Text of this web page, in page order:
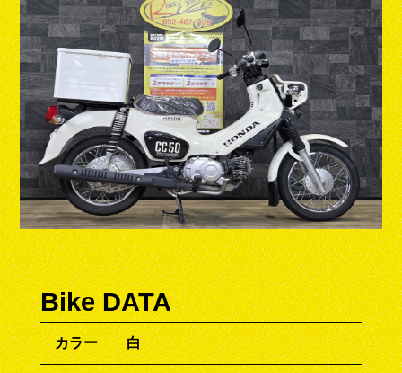
Bike DATA
カラー 白